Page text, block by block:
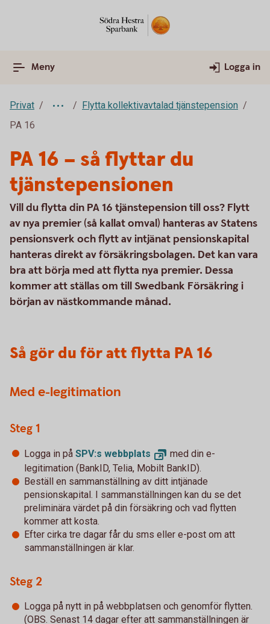
Meny Logga in
Privat
Flytta kollektivavtalad tjänstepension
PA 16
PA 16 – så flyttar du
tjänstepensionen
Vill du flytta din PA 16 tjänstepension till oss? Flytt
av nya premier (så kallat omval) hanteras av Statens
pensionsverk och flytt av intjänat pensionskapital
hanteras direkt av försäkringsbolagen. Det kan vara
bra att börja med att flytta nya premier. Dessa
kommer att ställas om till Swedbank Försäkring i
början av nästkommande månad.
Så gör du för att flytta PA 16
Med e-legitimation
Steg 1
Logga in på SPV:s webbplats
med din e-
legitimation (BankID, Telia, Mobilt BankID).
Beställ en sammanställning av ditt intjänade
pensionskapital. I sammanställningen kan du se det
preliminära värdet på din försäkring och vad flytten
kommer att kosta.
Efter cirka tre dagar får du sms eller e-post om att
sammanställningen är klar.
Steg 2
Logga på nytt in på webbplatsen och genomför flytten.
(OBS. Senast 14 dagar efter att sammanställningen är